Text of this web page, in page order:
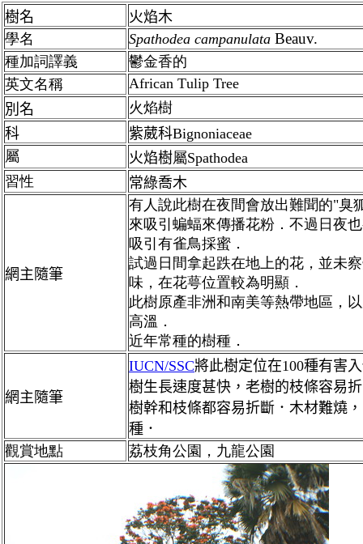
樹名
火焰木
學名
Spathodea campanulata Beauv.
種加詞譯義
鬱金香的
英文名稱
African Tulip Tree
別名
火焰樹
科
紫葳科Bignoniaceae
屬
火焰樹屬Spathodea
習性
常綠喬木
網主隨筆
有人說此樹在夜間會放出難聞的"臭
來吸引蝙蝠來傳播花粉．不過日夜
吸引有雀鳥採蜜．
試過日間拿起跌在地上的花，並未
味，在花萼位置較為明顯．
此樹原產非洲和南美等熱帶地區，
高溫．
近年常種的樹種．
網主隨筆
IUCN/SSC將此樹定位在100種有害
樹生長速度甚快，老樹的枝條容易
樹幹和枝條都容易折斷．木材難燒
種．
觀賞地點
荔枝角公園，九龍公園